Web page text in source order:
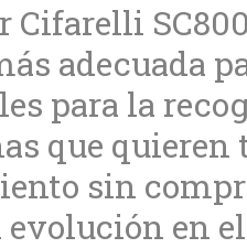
Cifarelli
adecuada
para la
que quieren
sin
evolución en